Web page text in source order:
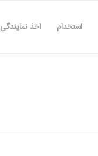
استخدام اخذ نمایندگی